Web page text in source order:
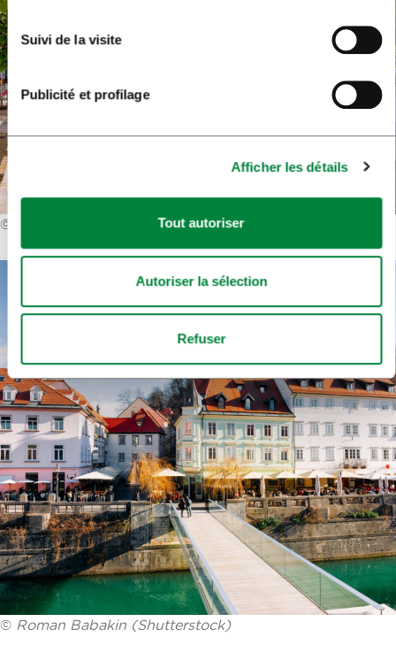
Suivi de la visite
Publicité et profilage
Afficher les détails
Tout autoriser
Autoriser la sélection
Refuser
©
© Roman Babakin (Shutterstock)